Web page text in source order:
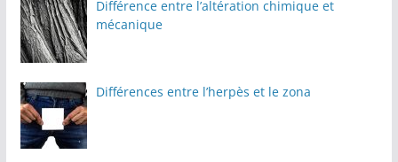
Différence entre l’altération chimique et
mécanique
Différences entre l’herpès et le zona